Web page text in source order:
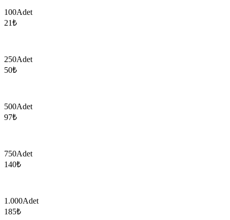
100Adet
21₺
250Adet
50₺
500Adet
97₺
750Adet
140₺
1.000Adet
185₺